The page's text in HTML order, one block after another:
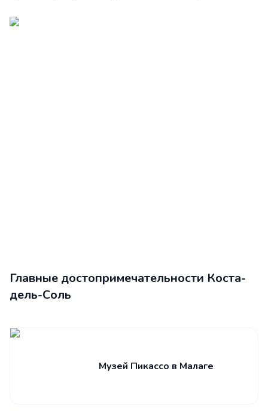
Главные достопримечательности Коста-
дель-Соль
Музей Пикассо в Малаге